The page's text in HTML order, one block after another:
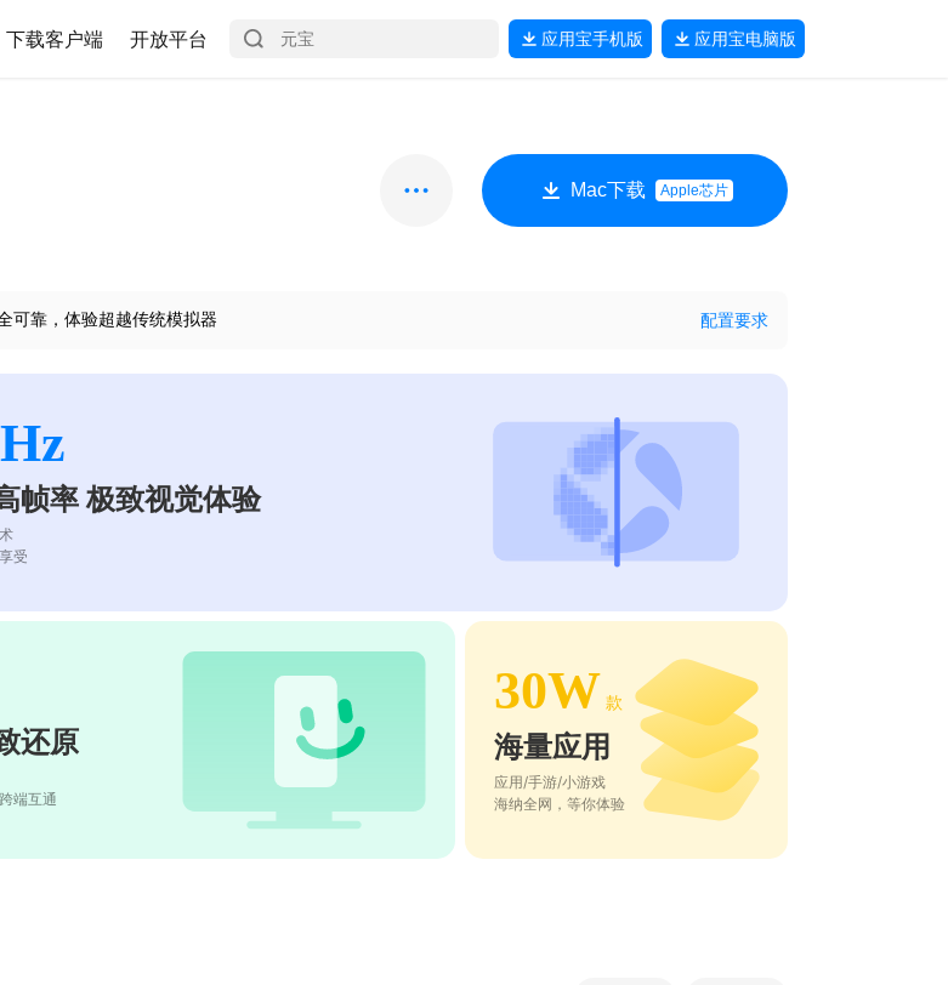
下载客户端 开放平台 应用宝手机版 应用宝电脑版
Mac下载 Apple芯片
可靠，体验超越传统模拟器 配置要求
帧率 极致视觉体验
受
还原
端互通
30W 款
海量应用
应用/手游/小游戏
海纳全网，等你体验